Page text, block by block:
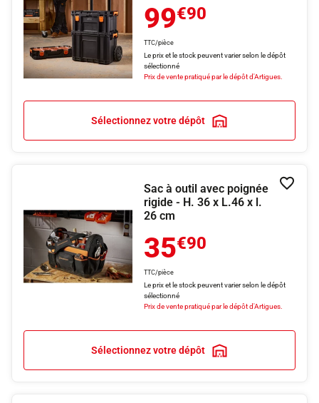
99€90
TTC/pièce
Le prix et le stock peuvent varier selon le dépôt
sélectionné
Prix de vente pratiqué par le dépôt d'Artigues.
Sélectionnez votre dépôt
Sac à outil avec poignée
rigide - H. 36 x L.46 x l.
26 cm
35€90
TTC/pièce
Le prix et le stock peuvent varier selon le dépôt
sélectionné
Prix de vente pratiqué par le dépôt d'Artigues.
Sélectionnez votre dépôt